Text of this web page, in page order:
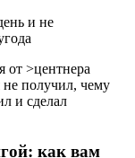
и не
от >центнера
не получил, чему
и сделал
как вам